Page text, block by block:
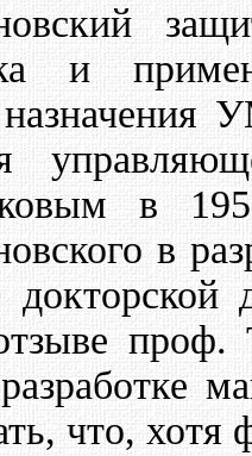
и
в
в
проф.
разработке
что,